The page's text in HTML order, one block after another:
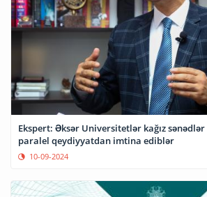
Ekspert: Əksər Universitetlər kağız
paralel qeydiyyatdan imtina ediblər
10-09-2024